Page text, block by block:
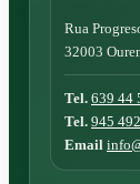
Rua
32003
Tel. 639 44
Tel. 945
Email